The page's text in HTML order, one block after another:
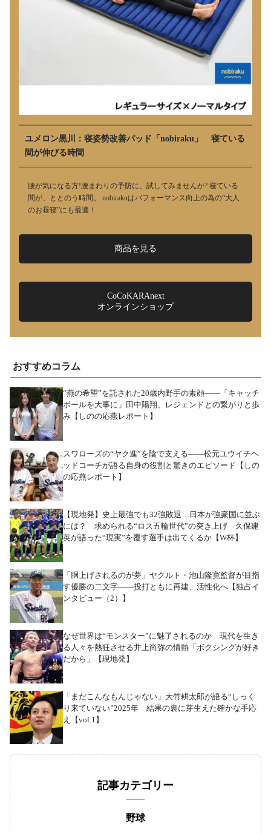
ユメロン黒川：寝姿勢改善パッド「nobiraku」 寝ている
間が伸びる時間
腰が気になる方!腰まわりの予防に、試してみませんか? 寝ている
間が、ととのう時間。 nobirakuはパフォーマンス向上の為の“大人
のお昼寝”にも最適！
商品を見る
CoCoKARAnext
オンラインショップ
おすすめコラム
“燕の希望”を託された20歳内野手の素顔――「キャッチ
ボールを大事に」田中陽翔、レジェンドとの繋がりと歩
み【しのの応燕レポート】
スワローズの“ヤク進”を陰で支える――松元ユウイチヘ
ッドコーチが語る自身の役割と驚きのエピソード【しの
の応燕レポート】
【現地発】史上最強でも32強敗退…日本が強豪国に並ぶ
には？ 求められる“ロス五輪世代”の突き上げ 久保建
英が語った“現実”を覆す選手は出てくるか【W杯】
「胴上げされるのが夢」ヤクルト・池山隆寛監督が目指
す優勝の二文字――投打ともに再建、活性化へ【独占イ
ンタビュー（2）】
なぜ世界は“モンスター”に魅了されるのか 現代を生き
る人々を熱狂させる井上尚弥の情熱「ボクシングが好き
だから」【現地発】
「まだこんなもんじゃない」大竹耕太郎が語る“しっく
り来ていない”2025年 結果の裏に芽生えた確かな手応
え【vol.1】
記事カテゴリー
野球